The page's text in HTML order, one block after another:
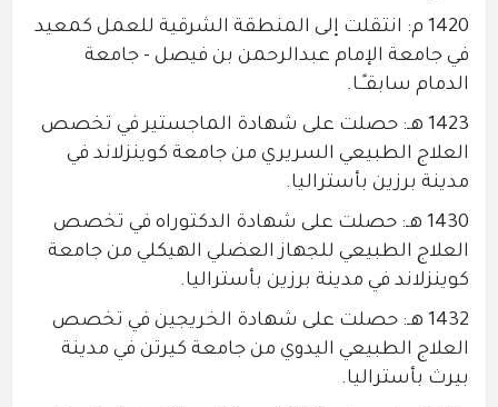
1420 م: انتقلت إلى المنطقة الشرقية للعمل كمعيد
في جامعة الإمام عبدالرحمن بن فيصل – جامعة
الدمام سابقـًـا.
1423 هـ: حصلت على شهادة الماجستير في تخصص
العلاج الطبيعي السريري من جامعة كوينزلاند في
مدينة برزين بأستراليا.
1430 هـ: حصلت على شهادة الدكتوراه في تخصص
العلاج الطبيعي للجهاز العضلي الهيكلي من جامعة
كوينزلاند في مدينة برزين بأستراليا.
1432 هـ: حصلت على شهادة الخريجين في تخصص
العلاج الطبيعي اليدوي من جامعة كيرتن في مدينة
بيرث بأستراليا.